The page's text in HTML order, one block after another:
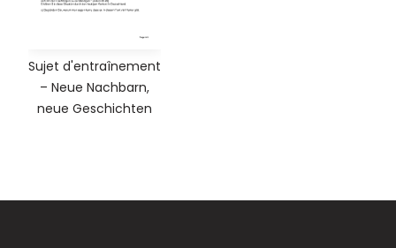
Sujet d'entraînement
– Neue Nachbarn,
neue Geschichten